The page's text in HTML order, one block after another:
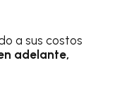
a sus costos
adelante,